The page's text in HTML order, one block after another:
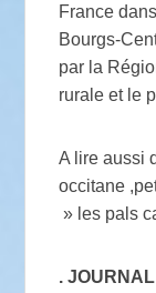
France
Bourgs-
par la
rurale et le
A lire aussi
occitane
» les pals
.